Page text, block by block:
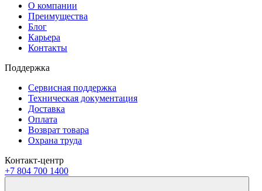
О компании
Преимущества
Блог
Карьера
Контакты
Поддержка
Сервисная поддержка
Техническая документация
Доставка
Оплата
Возврат товара
Охрана труда
Контакт-центр
+7 804 700 1400